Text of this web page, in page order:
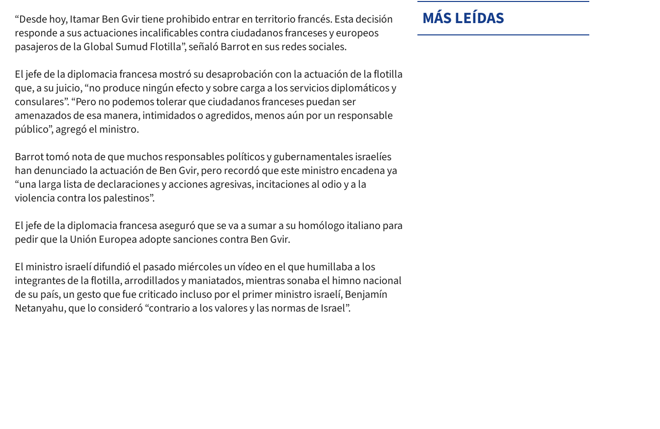
“Desde hoy, Itamar Ben Gvir tiene prohibido entrar en territorio francés. Esta decisión
responde a sus actuaciones incalificables contra ciudadanos franceses y europeos
pasajeros de la Global Sumud Flotilla”, señaló Barrot en sus redes sociales.
El jefe de la diplomacia francesa mostró su desaprobación con la actuación de la flotilla
que, a su juicio, “no produce ningún efecto y sobre carga a los servicios diplomáticos y
consulares”. “Pero no podemos tolerar que ciudadanos franceses puedan ser
amenazados de esa manera, intimidados o agredidos, menos aún por un responsable
público”, agregó el ministro.
Barrot tomó nota de que muchos responsables políticos y gubernamentales israelíes
han denunciado la actuación de Ben Gvir, pero recordó que este ministro encadena ya
“una larga lista de declaraciones y acciones agresivas, incitaciones al odio y a la
violencia contra los palestinos”.
El jefe de la diplomacia francesa aseguró que se va a sumar a su homólogo italiano para
pedir que la Unión Europea adopte sanciones contra Ben Gvir.
El ministro israelí difundió el pasado miércoles un vídeo en el que humillaba a los
integrantes de la flotilla, arrodillados y maniatados, mientras sonaba el himno nacional
de su país, un gesto que fue criticado incluso por el primer ministro israelí, Benjamín
Netanyahu, que lo consideró “contrario a los valores y las normas de Israel”.
MÁS LEÍDAS